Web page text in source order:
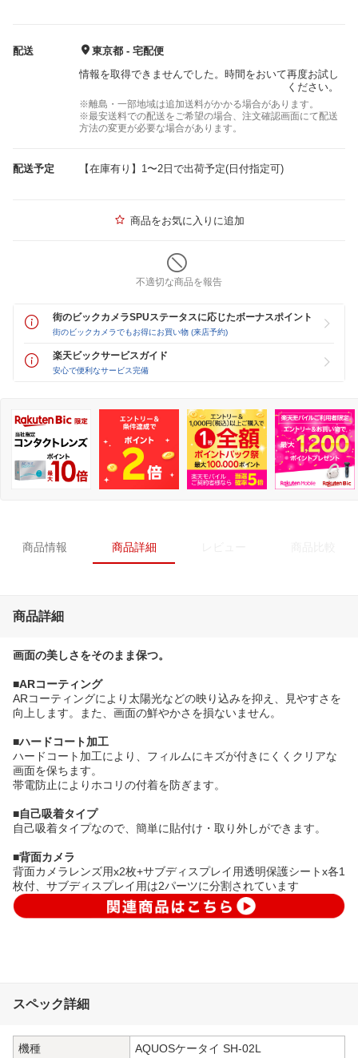
配送
東京都 - 宅配便
情報を取得できませんでした。時間をおいて再度お試し
ください。
※離島・一部地域は追加送料がかかる場合があります。
※最安送料での配送をご希望の場合、注文確認画面にて配送
方法の変更が必要な場合があります。
配送予定 【在庫有り】1〜2日で出荷予定(日付指定可)
商品をお気に入りに追加
不適切な商品を報告
街のビックカメラSPUステータスに応じたボーナスポイント
街のビックカメラでもお得にお買い物 (来店予約)
楽天ビックサービスガイド
安心で便利なサービス完備
商品情報 商品詳細
商品詳細
画面の美しさをそのまま保つ。
■ARコーティング
ARコーティングにより太陽光などの映り込みを抑え、見やすさを
向上します。また、画面の鮮やかさを損ないません。
■ハードコート加工
ハードコート加工により、フィルムにキズが付きにくくクリアな
画面を保ちます。
帯電防止によりホコリの付着を防ぎます。
■自己吸着タイプ
自己吸着タイプなので、簡単に貼付け・取り外しができます。
■背面カメラ
背面カメラレンズ用x2枚+サブディスプレイ用透明保護シートx各1
枚付、サブディスプレイ用は2パーツに分割されています
スペック詳細
機種 AQUOSケータイ SH-02L